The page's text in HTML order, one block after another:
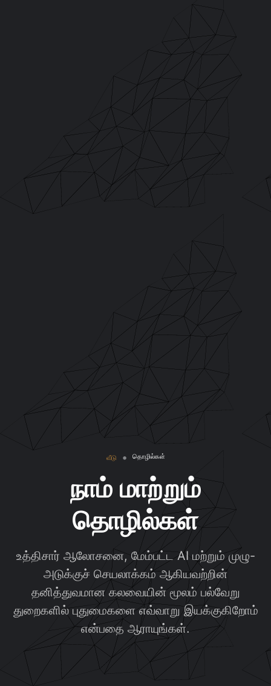
வீடு தொழில்கள்
நாம் மாற்றும்
தொழில்கள்
உத்திசார் ஆலோசனை, மேம்பட்ட AI மற்றும் முழு-
அடுக்குச் செயலாக்கம் ஆகியவற்றின்
தனித்துவமான கலவையின் மூலம் பல்வேறு
துறைகளில் புதுமைகளை எவ்வாறு இயக்குகிறோம்
என்பதை ஆராயுங்கள்.